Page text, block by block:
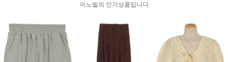
이노빌의 인기상품입니다